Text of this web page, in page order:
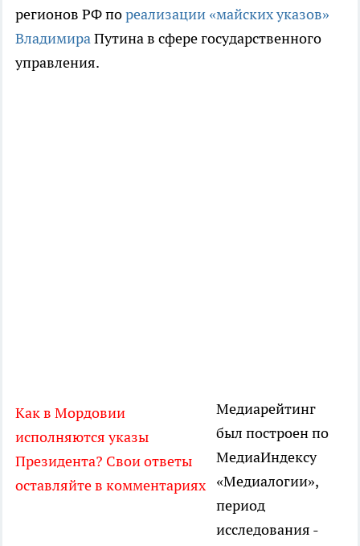
регионов РФ пореализации «майских указов»
ВладимираПутина в сфере государственного
управления.
Как в Мордовии
исполняются указы
Президента? Свои ответы
оставляйте в комментариях
Медиарейтинг
был построен по
МедиаИндексу
«Медиалогии»,
период
исследования -